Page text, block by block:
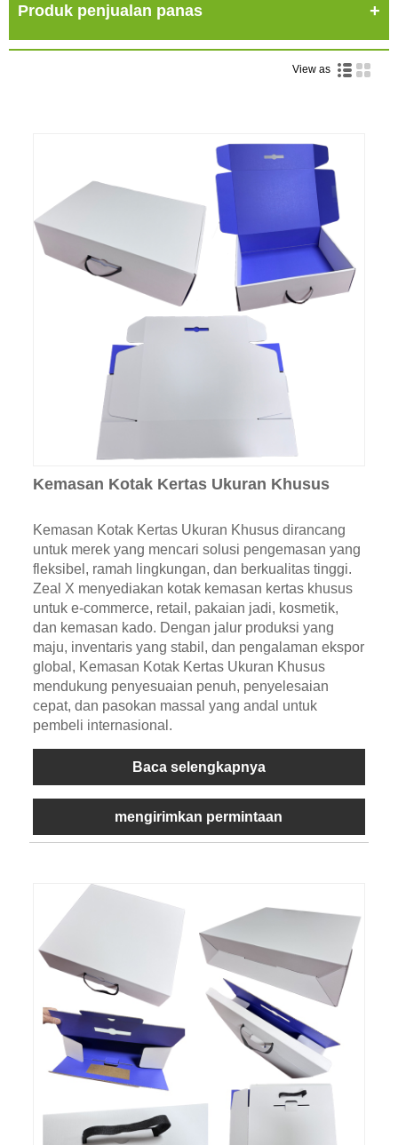
Produk penjualan panas
View as
Kemasan Kotak Kertas Ukuran Khusus
Kemasan Kotak Kertas Ukuran Khusus dirancang
untuk merek yang mencari solusi pengemasan yang
fleksibel, ramah lingkungan, dan berkualitas tinggi.
Zeal X menyediakan kotak kemasan kertas khusus
untuk e-commerce, retail, pakaian jadi, kosmetik,
dan kemasan kado. Dengan jalur produksi yang
maju, inventaris yang stabil, dan pengalaman ekspor
global, Kemasan Kotak Kertas Ukuran Khusus
mendukung penyesuaian penuh, penyelesaian
cepat, dan pasokan massal yang andal untuk
pembeli internasional.
Baca selengkapnya
mengirimkan permintaan